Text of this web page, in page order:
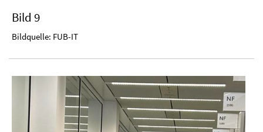
Bild 9
Bildquelle: FUB-IT